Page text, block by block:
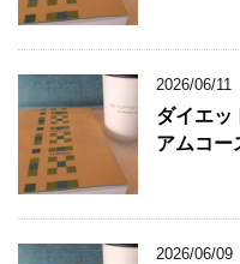
2026/06/11
ダイエッ
アムコー
2026/06/09